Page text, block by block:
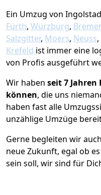
Ein Umzug von
Fürth, Würzburg,
Salzgitter, Moers, Neuss,
Krefeld ist immer eine
von Profis ausgeführt
Wir haben seit7
können, die uns
haben fast alle
unzählige Umzüge
Gerne begleiten wir
neue Zukunft, egal ob es
sein soll, wir sind für